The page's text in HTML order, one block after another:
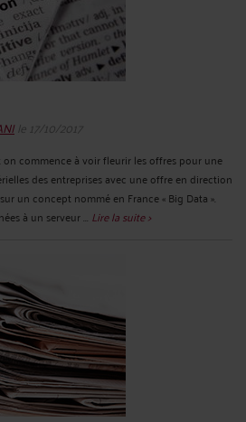
le 17/10/2017
commence à voir fleurir les offres pour une
des entreprises avec une offre en direction
un concept nommé en France « Big Data ».
à un serveur ... Lire la suite >